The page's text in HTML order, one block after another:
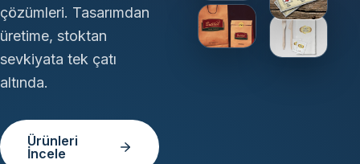
çözümleri. Tasarımdan
üretime, stoktan
sevkiyata tek çatı
altında.
Ürünleri
İncele